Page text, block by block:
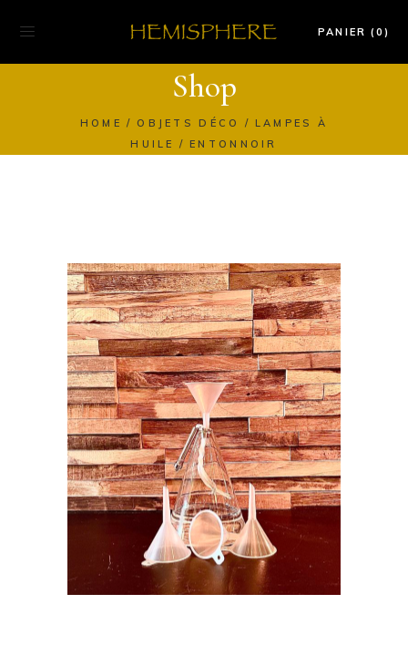
PANIER (0)
Shop
HOME OBJETS DÉCO
LAMPES À
HUILE
ENTONNOIR